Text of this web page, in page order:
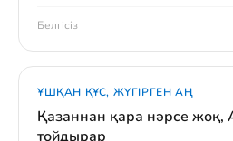
Белгісіз
ҰШҚАН ҚҰС, ЖҮГІРГЕН АҢ
Қазаннан қара нәрсе жоқ,
тойдырар